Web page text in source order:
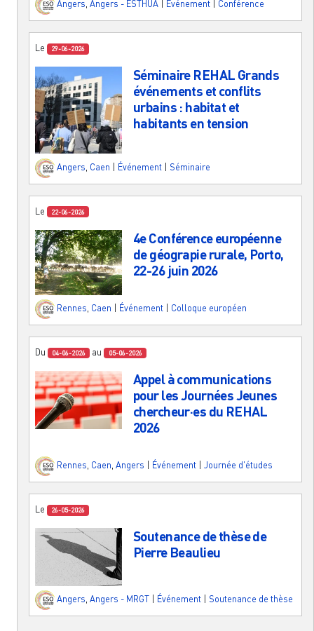
Angers, Angers - ESTHUA Événement Conférence
Le 29-06-2026
Séminaire REHAL Grands
événements et conflits
urbains : habitat et
habitants en tension
Angers Caen Événement Séminaire
Le 22-06-2026
4e Conférence européenne
de géograpie rurale, Porto,
22-26 juin 2026
Rennes Caen Événement Colloque européen
Du 04-06-2026 au 05-06-2026
Appel à communications
pour les Journées Jeunes
chercheur·es du REHAL
2026
Rennes, Caen, Angers Événement Journée d'études
Le 26-05-2026
Soutenance de thèse de
Pierre Beaulieu
Angers, Angers - MRGT Événement Soutenance de thèse